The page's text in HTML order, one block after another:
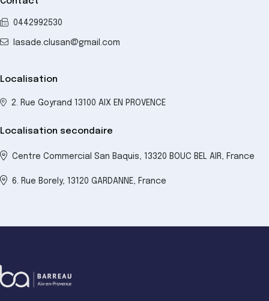
0442992530
lasade.clusan@gmail.com
Localisation
2. Rue Goyrand 13100 AIX EN PROVENCE
Localisation secondaire
Centre Commercial San Baquis, 13320 BOUC BEL AIR, France
6. Rue Borely, 13120 GARDANNE, France